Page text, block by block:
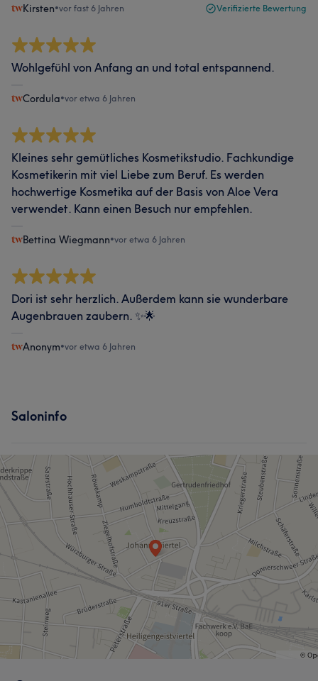
Kirsten•vor fast 6 Jahren Verifizierte Bewertung
Wohlgefühl von Anfang an und total entspannend.
Cordula•vor etwa 6 Jahren
Kleines sehr gemütliches Kosmetikstudio. Fachkundige
Kosmetikerin mit viel Liebe zum Beruf. Es werden
hochwertige Kosmetika auf der Basis von Aloe Vera
verwendet. Kann einen Besuch nur empfehlen.
Bettina Wiegmann•vor etwa 6 Jahren
Dori ist sehr herzlich. Außerdem kann sie wunderbare
Augenbrauen zaubern. ✨🌟
Anonym•vor etwa 6 Jahren
Saloninfo